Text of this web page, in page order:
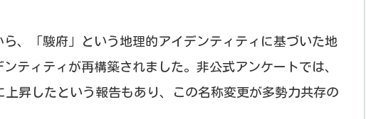
、「駿府」という地理的アイデンティティに基づいた地
ティティが再構築されました。非公式アンケートでは、
上昇したという報告もあり、この名称変更が多勢力共存の